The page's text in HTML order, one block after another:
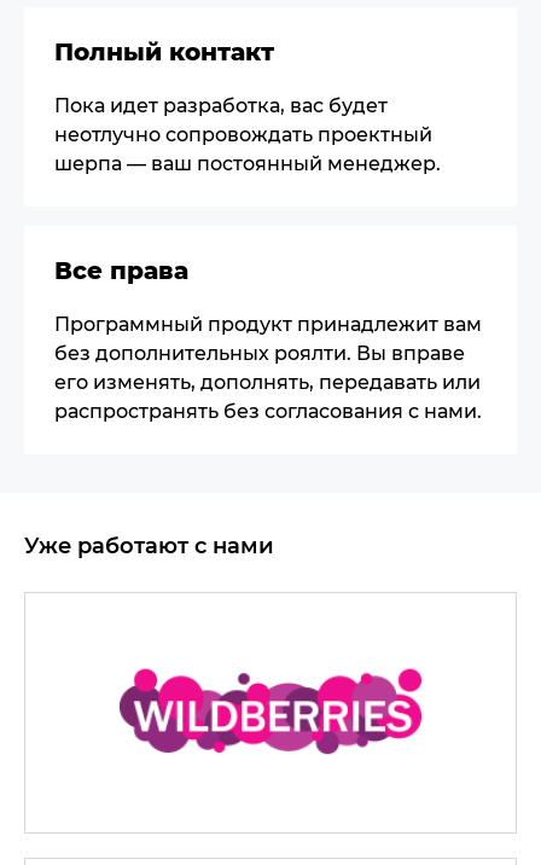
Полный контакт
Пока идет разработка, вас будет
неотлучно сопровождать проектный
шерпа — ваш постоянный менеджер.
Все права
Программный продукт принадлежит вам
без дополнительных роялти. Вы вправе
его изменять, дополнять, передавать или
распространять без согласования с нами.
Уже работают с нами